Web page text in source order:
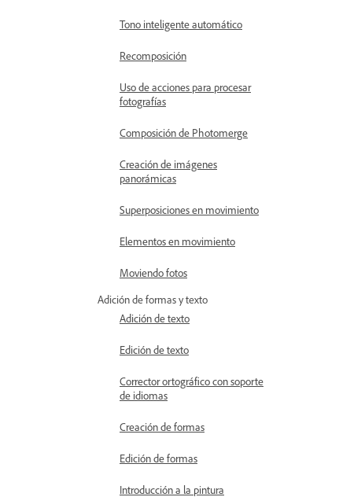
Tono inteligente automático
Recomposición
Uso de acciones para procesar
fotografías
Composición de Photomerge
Creación de imágenes
panorámicas
Superposiciones en movimiento
Elementos en movimiento
Moviendo fotos
Adición de formas y texto
Adición de texto
Edición de texto
Corrector ortográfico con soporte
de idiomas
Creación de formas
Edición de formas
Introducción a la pintura